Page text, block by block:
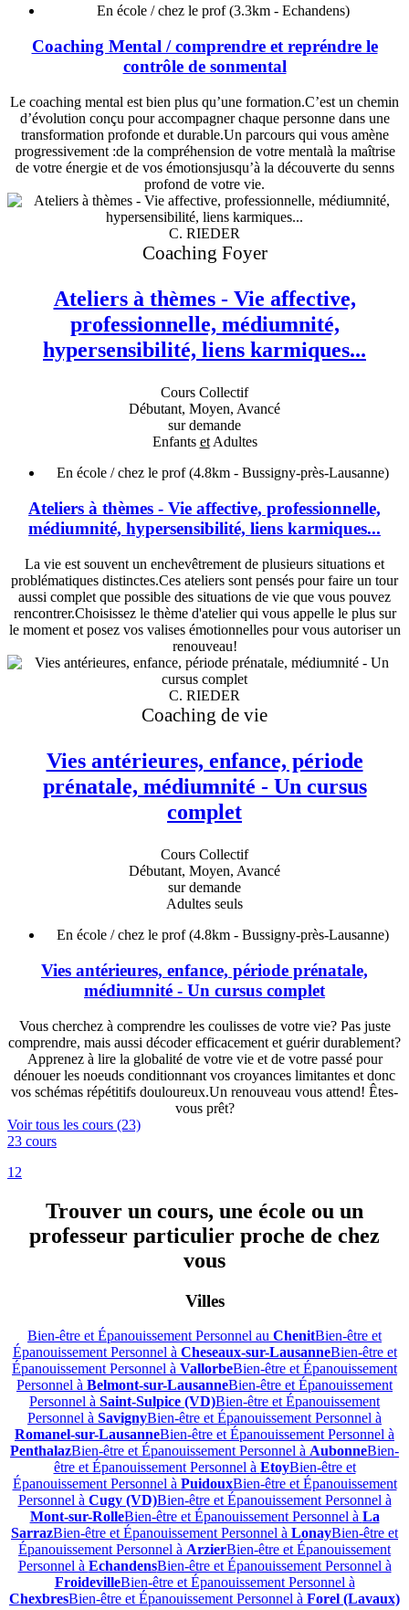
En école / chez le prof(3.3km - Echandens)
Coaching Mental / comprendre et repréndre le
contrôle de sonmental
Le coaching mental est bien plus qu’une formation.C’est un chemin
d’évolution conçu pour accompagner chaque personne dans une
transformation profonde et durable.Un parcours qui vous amène
progressivement :de la compréhension de votre mentalà la maîtrise
de votre énergie et de vos émotionsjusqu’à la découverte du senns
profond de votre vie.
C. RIEDER
Coaching Foyer
Ateliers à thèmes - Vie affective,
professionnelle, médiumnité,
hypersensibilité, liens karmiques...
Cours Collectif
Débutant, Moyen, Avancé
sur demande
Enfants etAdultes
En école / chez le prof(4.8km - Bussigny-près-Lausanne)
Ateliers à thèmes - Vie affective, professionnelle,
médiumnité, hypersensibilité, liens karmiques...
La vie est souvent un enchevêtrement de plusieurs situations et
problématiques distinctes.Ces ateliers sont pensés pour faire un tour
aussi complet que possible des situations de vie que vous pouvez
rencontrer.Choisissez le thème d'atelier qui vous appelle le plus sur
le moment et posez vos valises émotionnelles pour vous autoriser un
renouveau!
C. RIEDER
Coaching de vie
Vies antérieures, enfance, période
prénatale, médiumnité - Un cursus
complet
Cours Collectif
Débutant, Moyen, Avancé
sur demande
Adultes seuls
En école / chez le prof(4.8km - Bussigny-près-Lausanne)
Vies antérieures, enfance, période prénatale,
médiumnité - Un cursus complet
Vous cherchez à comprendre les coulisses de votre vie? Pas juste
comprendre, mais aussi décoder efficacement et guérir durablement?
Apprenez à lire la globalité de votre vie et de votre passé pour
dénouer les noeuds conditionnant vos croyances limitantes et donc
vos schémas répétitifs douloureux.Un renouveau vous attend! Êtes-
vous prêt?
Voir tous les cours (23)
23 cours
1 2
Trouver un cours, une école ou un
professeur particulier proche de chez
vous
Villes
Bien-être et Épanouissement Personnel au ChenitBien-être et
Épanouissement Personnel à Cheseaux-sur-LausanneBien-être et
Épanouissement Personnel à VallorbeBien-être et Épanouissement
Personnel à Belmont-sur-LausanneBien-être et Épanouissement
Personnel à Saint-Sulpice (VD)Bien-être et Épanouissement
Personnel à SavignyBien-être et Épanouissement Personnel à
Romanel-sur-LausanneBien-être et Épanouissement Personnel à
PenthalazBien-être et Épanouissement Personnel à AubonneBien-
être et Épanouissement Personnel à EtoyBien-être et
Épanouissement Personnel à PuidouxBien-être et Épanouissement
Personnel à Cugy (VD)Bien-être et Épanouissement Personnel à
Mont-sur-RolleBien-être et Épanouissement Personnel à La
SarrazBien-être et Épanouissement Personnel à LonayBien-être et
Épanouissement Personnel à ArzierBien-être et Épanouissement
Personnel à EchandensBien-être et Épanouissement Personnel à
FroidevilleBien-être et Épanouissement Personnel à
ChexbresBien-être et Épanouissement Personnel à Forel (Lavaux)